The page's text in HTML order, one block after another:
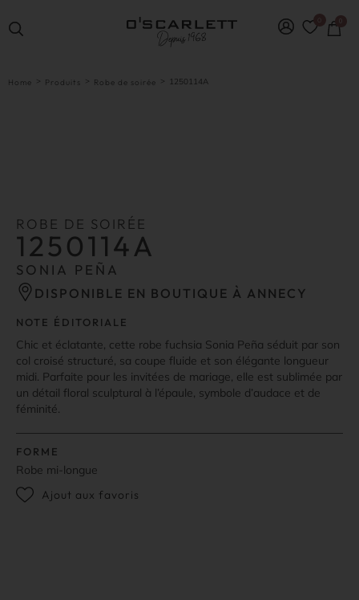
Home > Produits > Robe de soirée > 1250114A
ROBE DE SOIRÉE
1250114A
SONIA PEÑA
DISPONIBLE EN BOUTIQUE À ANNECY
NOTE ÉDITORIALE
Chic et éclatante, cette robe fuchsia Sonia Peña séduit par son
col croisé structuré, sa coupe fluide et son élégante longueur
midi. Parfaite pour les invitées de mariage, elle est sublimée par
un détail floral sculptural à l’épaule, symbole d’audace et de
féminité.
FORME
Robe mi-longue
Ajout aux favoris